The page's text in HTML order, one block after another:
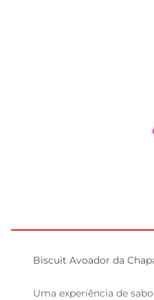
Biscuit Avoador da
Uma experiência de